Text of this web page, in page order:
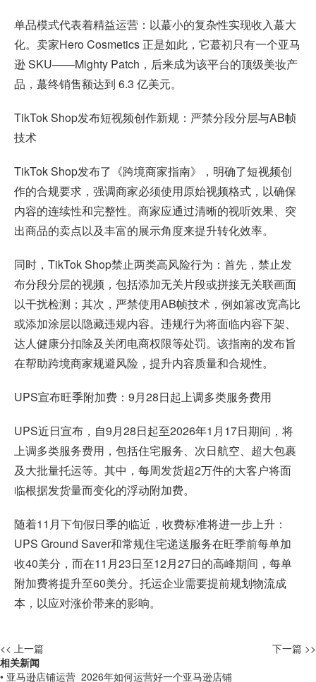
单品模式代表着精益运营：以蕞小的复杂性实现收入蕞大
化。卖家Hero Cosmetics 正是如此，它蕞初只有一个亚马
逊 SKU——Mighty Patch，后来成为该平台的顶级美妆产
品，蕞终销售额达到 6.3 亿美元。
TikTok Shop发布短视频创作新规：严禁分段分层与AB帧
技术
TikTok Shop发布了《跨境商家指南》，明确了短视频创
作的合规要求，强调商家必须使用原始视频格式，以确保
内容的连续性和完整性。商家应通过清晰的视听效果、突
出商品的卖点以及丰富的展示角度来提升转化效率。
同时，TikTok Shop禁止两类高风险行为：首先，禁止发
布分段分层的视频，包括添加无关片段或拼接无关联画面
以干扰检测；其次，严禁使用AB帧技术，例如篡改宽高比
或添加涂层以隐藏违规内容。违规行为将面临内容下架、
达人健康分扣除及关闭电商权限等处罚。该指南的发布旨
在帮助跨境商家规避风险，提升内容质量和合规性。
UPS宣布旺季附加费：9月28日起上调多类服务费用
UPS近日宣布，自9月28日起至2026年1月17日期间，将
上调多类服务费用，包括住宅服务、次日航空、超大包裹
及大批量托运等。其中，每周发货超2万件的大客户将面
临根据发货量而变化的浮动附加费。
随着11月下旬假日季的临近，收费标准将进一步上升：
UPS Ground Saver和常规住宅递送服务在旺季前每单加
收40美分，而在11月23日至12月27日的高峰期间，每单
附加费将提升至60美分。托运企业需要提前规划物流成
本，以应对涨价带来的影响。
<< 上一篇
下一篇 >>
相关新闻
• 亚马逊店铺运营_2026年如何运营好一个亚马逊店铺